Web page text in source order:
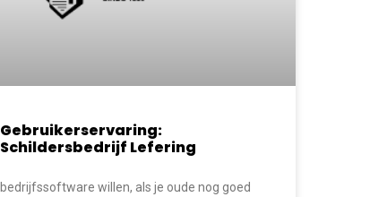
Gebruikerservaring:
Schildersbedrijf Lefering
bedrijfssoftware willen, als je oude nog goed